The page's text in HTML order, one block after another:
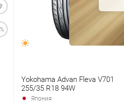
Yokohama Advan Fleva V701
255/35 R18 94W
Япония